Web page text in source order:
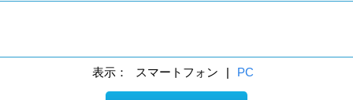
表示： スマートフォン | PC